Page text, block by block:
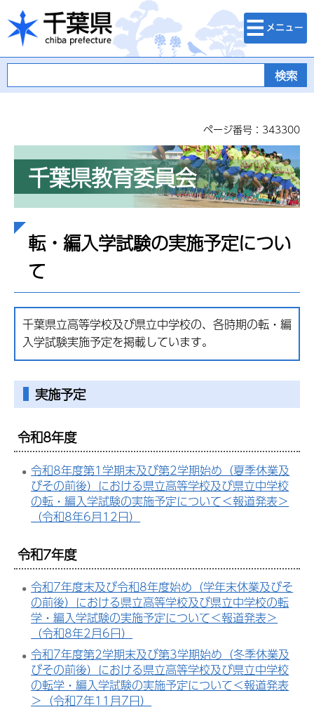
千葉県
検索・メニュ
ー
ページ番号：343300
千葉県教育委員会
転・編入学試験の実施予定につい
て
千葉県立高等学校及び県立中学校の、各時期の転・編
入学試験実施予定を掲載しています。
実施予定
令和8年度
令和8年度第1学期末及び第2学期始め（夏季休業及
びその前後）における県立高等学校及び県立中学校
の転・編入学試験の実施予定について＜報道発表＞
（令和8年6月12日）
令和7年度
令和7年度末及び令和8年度始め（学年末休業及びそ
の前後）における県立高等学校及び県立中学校の転
学・編入学試験の実施予定について＜報道発表＞
（令和8年2月6日）
令和7年度第2学期末及び第3学期始め（冬季休業及
びその前後）における県立高等学校及び県立中学校
の転学・編入学試験の実施予定について＜報道発表
＞（令和7年11月7日）